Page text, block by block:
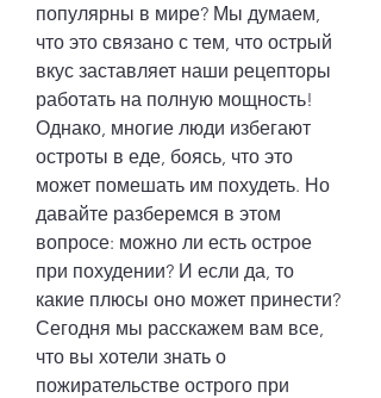
популярны в мире? Мы думаем,
что это связано с тем, что острый
вкус заставляет наши рецепторы
работать на полную мощность!
Однако, многие люди избегают
остроты в еде, боясь, что это
может помешать им похудеть. Но
давайте разберемся в этом
вопросе: можно ли есть острое
при похудении? И если да, то
какие плюсы оно может принести?
Сегодня мы расскажем вам все,
что вы хотели знать о
пожирательстве острого при